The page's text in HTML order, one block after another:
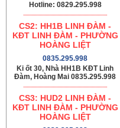
Hotline: 0829.295.998
CS2: HH1B LINH ĐÀM -
KĐT LINH ĐÀM - PHƯỜNG
HOÀNG LIỆT
0835.295.998
Ki ốt 30, Nhà HH1B KĐT Linh
Đàm, Hoàng Mai 0835.295.998
CS3: HUD2 LINH ĐÀM -
KĐT LINH ĐÀM - PHƯỜNG
HOÀNG LIỆT